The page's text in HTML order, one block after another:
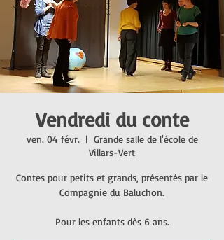
Vendredi du conte
ven. 04 févr.
  |
Grande salle de l'école de
Villars-Vert
Contes pour petits et grands, présentés par le
Compagnie du Baluchon.
Pour les enfants dès 6 ans.